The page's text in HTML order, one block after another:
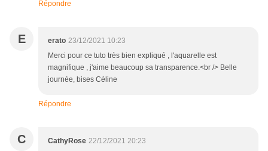
Répondre
E erato 23/12/2021 10:23
Merci pour ce tuto très bien expliqué , l'aquarelle est
magnifique , j'aime beaucoup sa transparence.<br /> Belle
journée, bises Céline
Répondre
C CathyRose 22/12/2021 20:23